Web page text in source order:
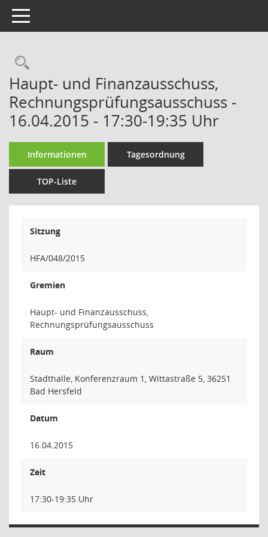
Toggle navigation
Rechercheauswahl
Haupt- und Finanzausschuss,
Rechnungsprüfungsausschuss -
16.04.2015 - 17:30-19:35 Uhr
Informationen Tagesordnung
TOP-Liste
Sitzung
HFA/048/2015
Gremien
Haupt- und Finanzausschuss,
Rechnungsprüfungsausschuss
Raum
Stadthalle, Konferenzraum 1, Wittastraße 5, 36251
Bad Hersfeld
Datum
16.04.2015
Zeit
17:30-19:35 Uhr